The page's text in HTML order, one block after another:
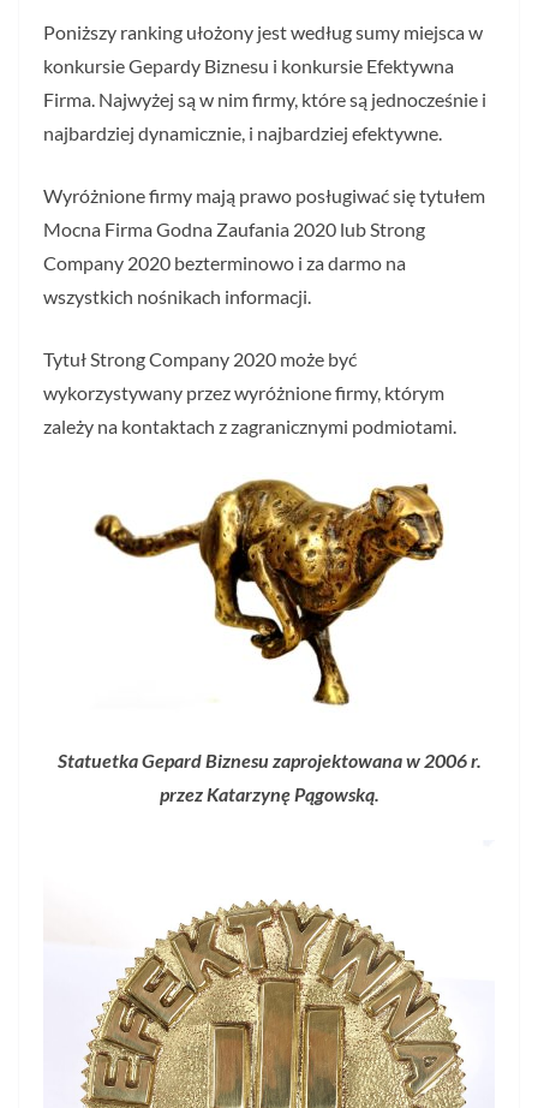
Poniższy ranking ułożony jest według sumy miejsca w
konkursie Gepardy Biznesu i konkursie Efektywna
Firma. Najwyżej są w nim firmy, które są jednocześnie i
najbardziej dynamicznie, i najbardziej efektywne.
Wyróżnione firmy mają prawo posługiwać się tytułem
Mocna Firma Godna Zaufania 2020 lub Strong
Company 2020 bezterminowo i za darmo na
wszystkich nośnikach informacji.
Tytuł Strong Company 2020 może być
wykorzystywany przez wyróżnione firmy, którym
zależy na kontaktach z zagranicznymi podmiotami.
Statuetka Gepard Biznesu zaprojektowana w 2006 r.
przez Katarzynę Pągowską.